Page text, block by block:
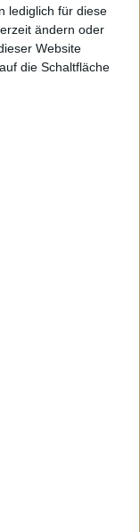
lediglich für diese
ändern oder
Website
die Schaltfläche